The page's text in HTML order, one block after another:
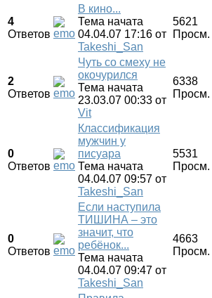
4
Ответов
В кино...
Тема начата
04.04.07 17:16 от
Takeshi_San
5621
Просм.
2
Ответов
Чуть со смеху не
окочурился
Тема начата
23.03.07 00:33 от
Vit
6338
Просм.
0
Ответов
Классификация
мужчин у
писуара
Тема начата
04.04.07 09:57 от
Takeshi_San
5531
Просм.
0
Ответов
Если наступила
ТИШИНА – это
значит, что
ребёнок...
Тема начата
04.04.07 09:47 от
Takeshi_San
4663
Просм.